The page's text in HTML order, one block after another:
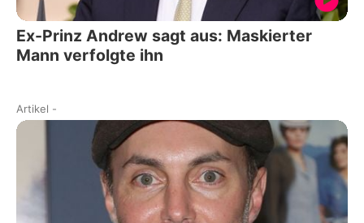
Ex-Prinz Andrew sagt aus: Maskierter
Mann verfolgte ihn
Artikel -